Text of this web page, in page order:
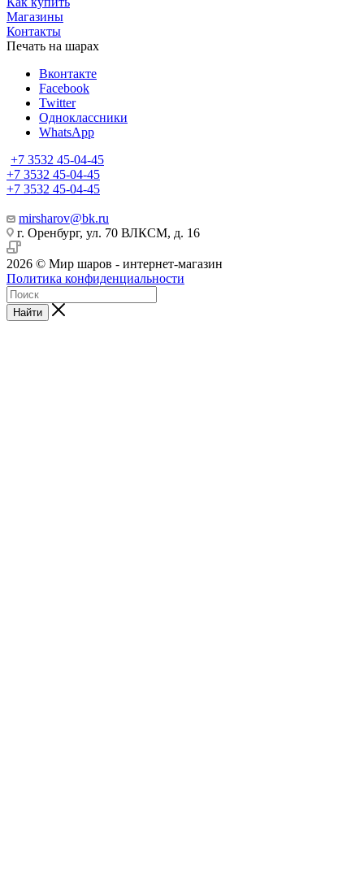
Магазины
Контакты
Печать на шарах
Вконтакте
Facebook
Twitter
Одноклассники
WhatsApp
+7 3532 45-04-45
+7 3532 45-04-45
+7 3532 45-04-45
mirsharov@bk.ru
г. Оренбург, ул. 70 ВЛКСМ, д. 16
2026 © Мир шаров - интернет-магазин
Политика конфиденциальности
Найти